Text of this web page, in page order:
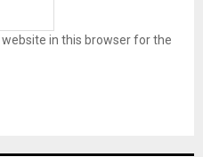
in this browser for the